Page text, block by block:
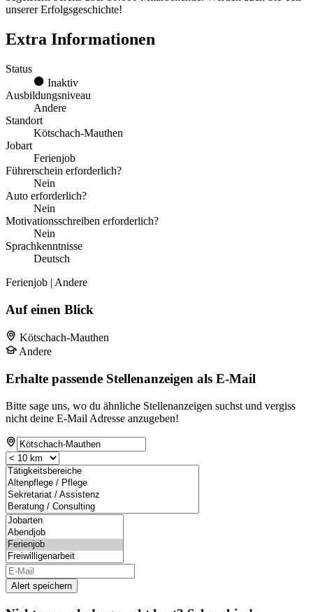
unserer Erfolgsgeschichte!
Extra Informationen
Status
Inaktiv
Ausbildungsniveau
Andere
Standort
Kötschach-Mauthen
Jobart
Ferienjob
Führerschein erforderlich?
Nein
Auto erforderlich?
Nein
Motivationsschreiben erforderlich?
Nein
Sprachkenntnisse
Deutsch
Ferienjob | Andere
Auf einen Blick
Kötschach-Mauthen
Andere
Erhalte passende Stellenanzeigen als E-Mail
Bitte sage uns, wo du ähnliche Stellenanzeigen suchst und vergiss
nicht deine E-Mail Adresse anzugeben!
Alert speichern